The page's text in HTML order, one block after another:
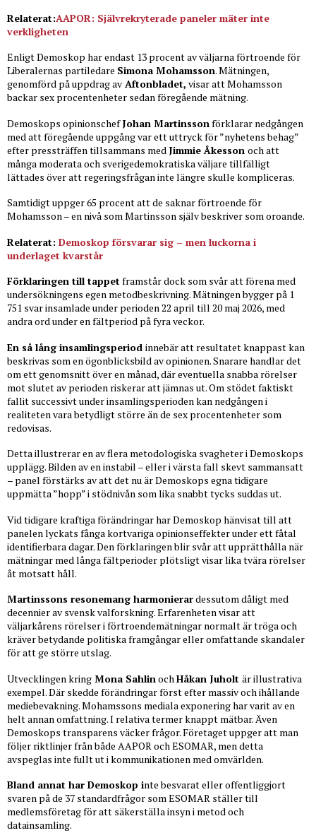
Relaterat:AAPOR: Självrekryterade paneler mäter inte
verkligheten
Enligt Demoskop har endast 13 procent av väljarna förtroende för
Liberalernas partiledare Simona Mohamsson. Mätningen,
genomförd på uppdrag avAftonbladet, visar att Mohamsson
backar sex procentenheter sedan föregående mätning.
Demoskops opinionschefJohan Martinsson förklarar nedgången
med att föregående uppgång var ett uttryck för ”nyhetens behag”
efter pressträffen tillsammans med Jimmie Åkesson och att
många moderata och sverigedemokratiska väljare tillfälligt
lättades över att regeringsfrågan inte längre skulle kompliceras.
Samtidigt uppger 65 procent att de saknar förtroende för
Mohamsson – en nivå som Martinsson själv beskriver som oroande.
Relaterat: Demoskop försvarar sig – men luckorna i
underlaget kvarstår
Förklaringen till tappetframstår dock som svår att förena med
undersökningens egen metodbeskrivning. Mätningen bygger på 1
751 svar insamlade under perioden 22 april till 20 maj 2026, med
andra ord under en fältperiod på fyra veckor.
En så lång insamlingsperiod innebär att resultatet knappast kan
beskrivas som en ögonblicksbild av opinionen. Snarare handlar det
om ett genomsnitt över en månad, där eventuella snabba rörelser
mot slutet av perioden riskerar att jämnas ut. Om stödet faktiskt
fallit successivt under insamlingsperioden kan nedgången i
realiteten vara betydligt större än de sex procentenheter som
redovisas.
Detta illustrerar en av flera metodologiska svagheter i Demoskops
upplägg. Bilden av en instabil – eller i värsta fall skevt sammansatt
– panel förstärks av att det nu är Demoskops egna tidigare
uppmätta ”hopp” i stödnivån som lika snabbt tycks suddas ut.
Vid tidigare kraftiga förändringar har Demoskop hänvisat till att
panelen lyckats fånga kortvariga opinionseffekter under ett fåtal
identifierbara dagar. Den förklaringen blir svår att upprätthålla när
mätningar med långa fältperioder plötsligt visar lika tvära rörelser
åt motsatt håll.
Martinssons resonemang harmonierardessutom dåligt med
decennier av svensk valforskning. Erfarenheten visar att
väljarkårens rörelser i förtroendemätningar normalt är tröga och
kräver betydande politiska framgångar eller omfattande skandaler
för att ge större utslag.
Utvecklingen kring Mona Sahlin och Håkan Juholt är illustrativa
exempel. Där skedde förändringar först efter massiv och ihållande
mediebevakning. Mohamssons mediala exponering har varit av en
helt annan omfattning. I relativa termer knappt mätbar. Även
Demoskops transparens väcker frågor. Företaget uppger att man
följer riktlinjer från både AAPOR och ESOMAR, men detta
avspeglas inte fullt ut i kommunikationen med omvärlden.
Bland annat har Demoskop inte besvarat eller offentliggjort
svaren på de 37 standardfrågor som ESOMAR ställer till
medlemsföretag för att säkerställa insyn i metod och
datainsamling.